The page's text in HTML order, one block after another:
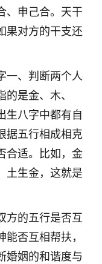
、申己合。天干
果对方的干支还
一、判断两个人
是金、木、
生八字中都有自
据五行相成相克
合适。比如，金
土生金，这就是
方的五行是否互
否互相帮扶，
婚姻的和谐度与
有时不服命不行
师跟进的，选
哪都看了，虽然
可以，前几天又
运更好一点！
18
一说她就要死要活
给我推荐的慧来老
期望她能考多好的
，身体心理都健健